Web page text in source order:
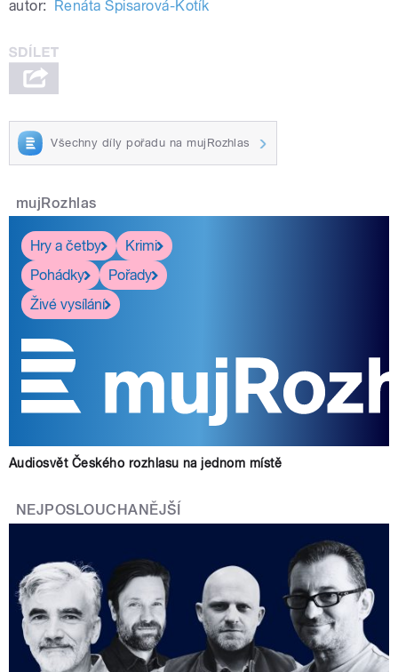
autor: Renáta Spisarová-Kotík
Všechny díly pořadu na mujRozhlas
mujRozhlas
Hry a četby
Krimi
Pohádky
Pořady
Živé vysílání
Audiosvět Českého rozhlasu na jednom místě
NEJPOSLOUCHANĚJŠÍ